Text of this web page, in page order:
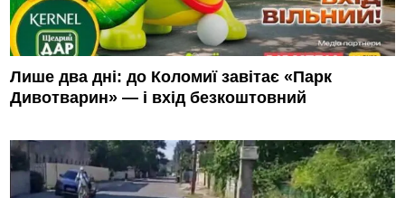
Лише два дні: до Коломиї завітає «Парк
Дивотварин» — і вхід безкоштовний